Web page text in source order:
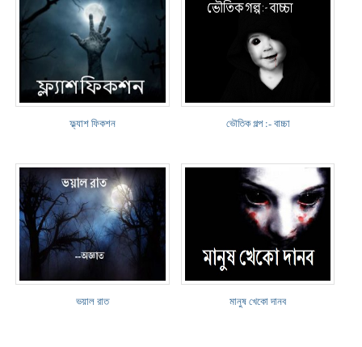
ফ্ল্যাশ ফিকশন ভৌতিক গল্প :- বাচ্চা
ভয়াল রাত মানুষ খেকো দানব